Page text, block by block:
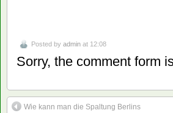
Posted by admin at 12:08
Sorry, the comment form
Wie kann man die Spaltung Berlins